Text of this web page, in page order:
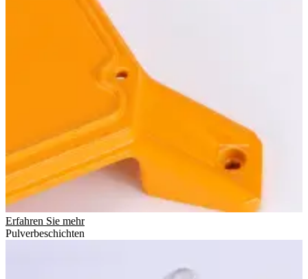
Erfahren Sie mehr
Pulverbeschichten